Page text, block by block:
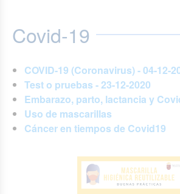
Covid-19
COVID-19 (Coronavirus) - 04-12-
Test o pruebas - 23-12-2020
Embarazo, parto, lactancia y
Uso de mascarillas
Cáncer en tiempos de Covid19